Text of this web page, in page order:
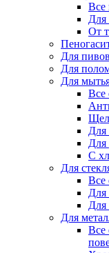
Все
Для
От
Для
Для
Для
Все
Для
Для
С
Для
Все
Для
Для
Для
Все